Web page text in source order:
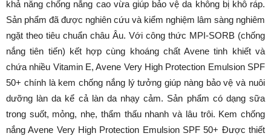
khả năng chống nắng cao vừa giúp bảo vệ da không bị khô ráp.
Sản phẩm đã được nghiên cứu và kiểm nghiệm lâm sàng nghiêm
ngặt theo tiêu chuẩn châu Âu. Với công thức MPI-SORB (chống
nắng tiên tiến) kết hợp cùng khoáng chất Avene tinh khiết và
chứa nhiều Vitamin E, Avene Very High Protection Emulsion SPF
50+ chính là kem chống nắng lý tưởng giúp nàng bảo vệ và nuôi
dưỡng làn da kể cả làn da nhạy cảm. Sản phẩm có dạng sữa
trong suốt, mỏng, nhẹ, thẩm thấu nhanh và lâu trôi. Kem chống
nắng Avene Very High Protection Emulsion SPF 50+ Được thiết